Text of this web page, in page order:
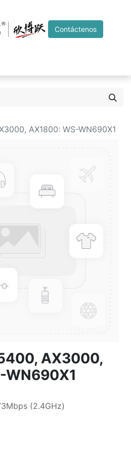
Contáctenos
AX1800: WS-WN690X1
AX3000,
WN690X1
(2.4GHz)